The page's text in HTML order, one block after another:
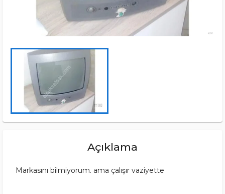
Açıklama
Markasını bilmiyorum. ama çalışır vaziyette